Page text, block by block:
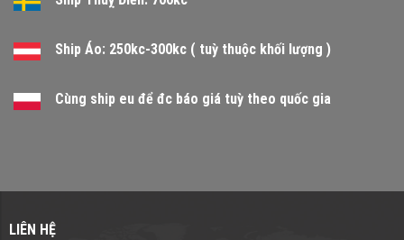
Ship Áo: 250kc-300kc ( tuỳ thuộc khối lượng )
Cùng ship eu để đc báo giá tuỳ theo quốc gia
LIÊN HỆ